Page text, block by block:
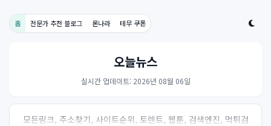
홈 전문가 추천 블로그 론나라 테무 쿠폰
오늘뉴스
실시간 업데이트: 2026년 08월 06일
모든링크, 주소찾기, 사이트순위, 토렌트, 웹툰, 검색엔진, 먹튀검